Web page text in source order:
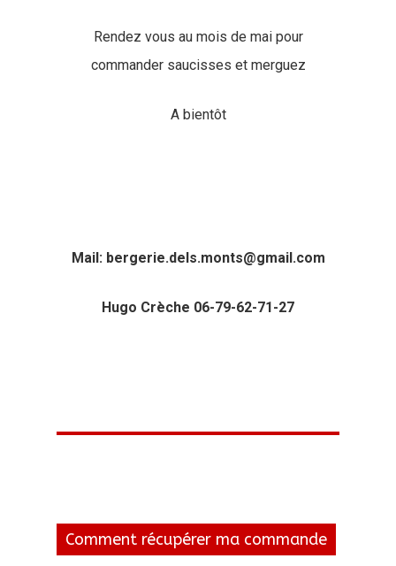
Rendez vous au mois de mai pour
commander saucisses et merguez
A bientôt
Mail: bergerie.dels.monts@gmail.com
Hugo Crèche 06-79-62-71-27
Comment récupérer ma commande